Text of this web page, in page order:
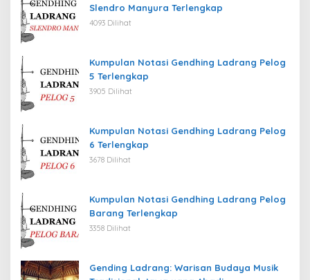
Slendro Manyura Terlengkap
4093 Dilihat
Kumpulan Notasi Gendhing Ladrang Pelog
5 Terlengkap
3905 Dilihat
Kumpulan Notasi Gendhing Ladrang Pelog
6 Terlengkap
3678 Dilihat
Kumpulan Notasi Gendhing Ladrang Pelog
Barang Terlengkap
3358 Dilihat
Gending Ladrang: Warisan Budaya Musik